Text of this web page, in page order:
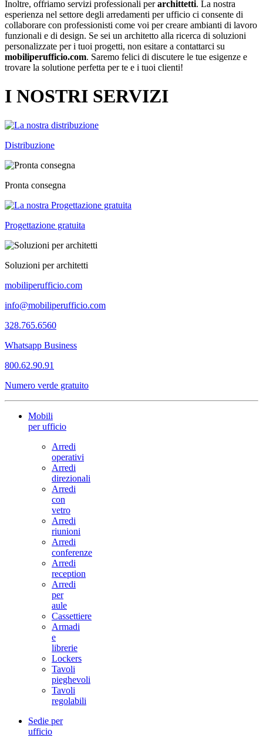
Inoltre, offriamo servizi professionali perarchittetti. La nostra
esperienza nel settore degli arredamenti per ufficio ci consente di
collaborare con professionisti come voi per creare ambianti di lavoro
funzionali e di design. Se sei un architetto alla ricerca di soluzioni
personalizzate per i tuoi progetti, non esitare a contattarci su
mobiliperufficio.com. Saremo felici di discutere le tue esigenze e
trovare la solutione perfetta per te e i tuoi clienti!
I NOSTRI SERVIZI
Distribuzione
Pronta consegna
Progettazione gratuita
Soluzioni per architetti
mobiliperufficio.com
info@mobiliperufficio.com
328.765.6560
Whatsapp Business
800.62.90.91
Numero verde gratuito
Mobili
per ufficio
Arredi
operativi
Arredi
direzionali
Arredi
con
vetro
Arredi
riunioni
Arredi
conferenze
Arredi
reception
Arredi
per
aule
Cassettiere
Armadi
e
librerie
Lockers
Tavoli
pieghevoli
Tavoli
regolabili
Sedie per
ufficio